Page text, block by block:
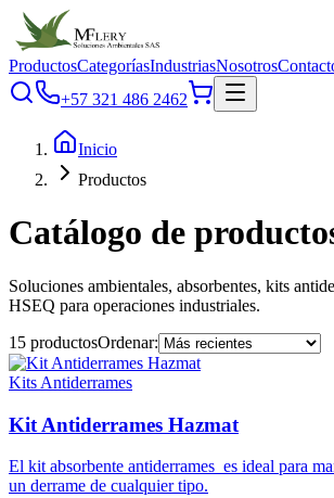
ProductosCategoríasIndustriasNosotros
+57 321 486 2462
Inicio
Productos
Catálogo de
Soluciones ambientales, absorbentes, kits
HSEQ para operaciones industriales.
15 productosOrdenar:
Kits Antiderrames
Kit Antiderrames Hazmat
El kit absorbente antiderrames es ideal para
un derrame de cualquier tipo.